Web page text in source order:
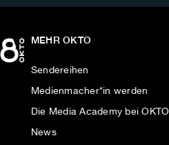
MEHR OKTO
Sendereihen
Medienmacher*in werden
Die Media Academy bei OKTO
News